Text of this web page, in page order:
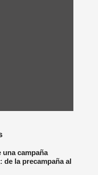
una campaña
de la precampaña al